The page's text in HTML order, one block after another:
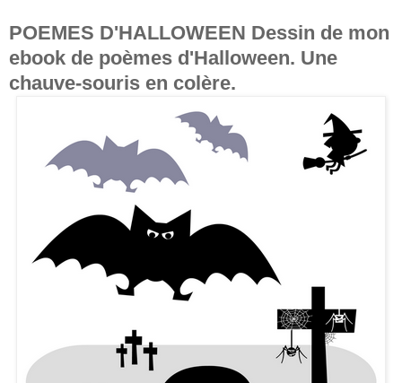
POEMES D'HALLOWEEN Dessin de mon
ebook de poèmes d'Halloween. Une
chauve-souris en colère.